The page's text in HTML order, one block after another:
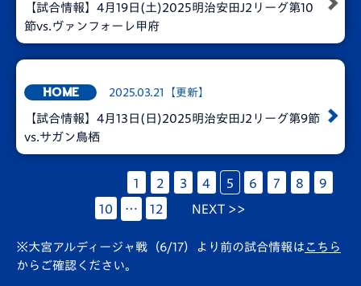
【試合情報】4月19日(土)2025明治安田J2リーグ第10
節vs.ヴァンフォーレ甲府
2025.03.21【更新】
HOME
【試合情報】4月13日(日)2025明治安田J2リーグ第9節
vs.サガン鳥栖
1 2 3 4 5 6 7 8
9
10
… 12 NEXT >>
※大宮アルディージャ戦（6/17）より前の試合情報は こちら
からご確認ください。